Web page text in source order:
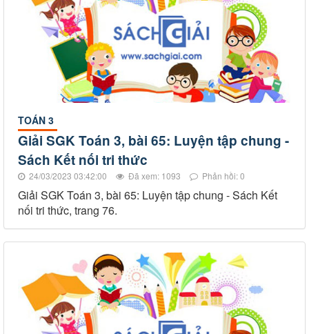
TOÁN 3
Giải SGK Toán 3, bài 65: Luyện tập chung -
Sách Kết nối tri thức
24/03/2023 03:42:00 Đã xem: 1093 Phản hồi: 0
Giải SGK Toán 3, bài 65: Luyện tập chung - Sách Kết
nối tri thức, trang 76.